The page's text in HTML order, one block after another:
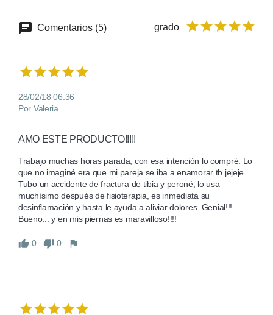
Comentarios (5) grado
28/02/18 06:36
Por Valeria
AMO ESTE PRODUCTO!!!!!
Trabajo muchas horas parada, con esa intención lo compré. Lo
que no imaginé era que mi pareja se iba a enamorar tb jejeje.
Tubo un accidente de fractura de tibia y peroné, lo usa
muchísimo después de fisioterapia, es inmediata su
desinflamación y hasta le ayuda a aliviar dolores. Genial!!!
Bueno... y en mis piernas es maravilloso!!!!
0 0